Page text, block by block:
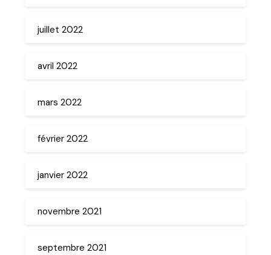
juillet 2022
avril 2022
mars 2022
février 2022
janvier 2022
novembre 2021
septembre 2021